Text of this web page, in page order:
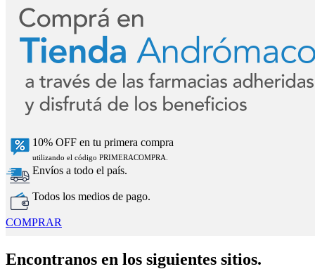
10% OFF en tu primera compra
utilizando el código PRIMERACOMPRA.
Envíos a todo el país.
Todos los medios de pago.
COMPRAR
Encontranos en los siguientes sitios.